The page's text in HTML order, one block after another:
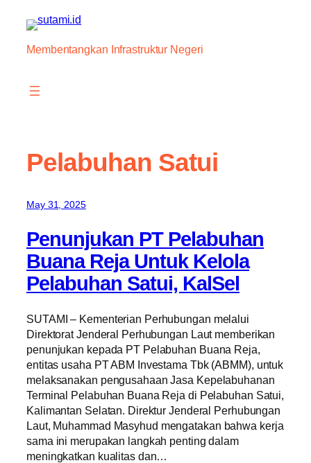
content
Membentangkan Infrastruktur Negeri
Pelabuhan Satui
May 31, 2025
Penunjukan PT Pelabuhan
Buana Reja Untuk Kelola
Pelabuhan Satui, KalSel
SUTAMI – Kementerian Perhubungan melalui
Direktorat Jenderal Perhubungan Laut memberikan
penunjukan kepada PT Pelabuhan Buana Reja,
entitas usaha PT ABM Investama Tbk (ABMM), untuk
melaksanakan pengusahaan Jasa Kepelabuhanan
Terminal Pelabuhan Buana Reja di Pelabuhan Satui,
Kalimantan Selatan. Direktur Jenderal Perhubungan
Laut, Muhammad Masyhud mengatakan bahwa kerja
sama ini merupakan langkah penting dalam
meningkatkan kualitas dan…